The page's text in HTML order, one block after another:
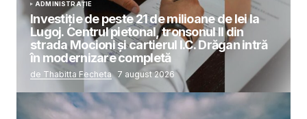
ADMINISTRAȚIE
Investiție de peste 21 de milioane de lei la
Lugoj. Centrul pietonal, tronsonul II din
strada Mocioni și cartierul I.C. Drăgan intră
în modernizare completă
de Thabitta Fecheta 7 august 2026